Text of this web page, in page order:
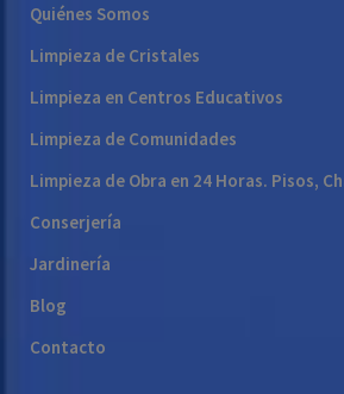
Quiénes Somos
Limpieza de Cristales
Limpieza en Centros Educativos
Limpieza de Comunidades
Limpieza de Obra en 24 Horas. Pisos,
Conserjería
Jardinería
Blog
Contacto